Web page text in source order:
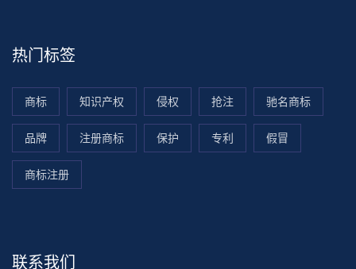
热门标签
商标 知识产权 侵权 抢注 驰名商标
品牌 注册商标 保护 专利 假冒
商标注册
联系我们